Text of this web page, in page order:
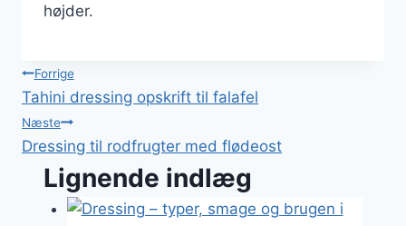
højder.
Indlægsnavigation
Forrige
Tahini dressing opskrift til falafel
Næste
Dressing til rodfrugter med flødeost
Lignende indlæg